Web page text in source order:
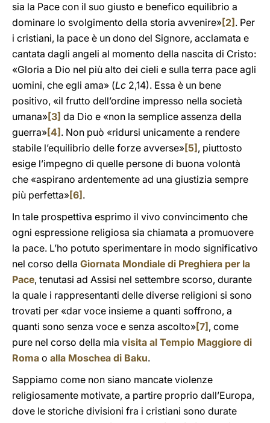
sia la Pace con il suo giusto e benefico equilibrio a
dominare lo svolgimento della storia avvenire»[2] . Per
i cristiani, la pace è un dono del Signore, acclamata e
cantata dagli angeli al momento della nascita di Cristo:
«Gloria a Dio nel più alto dei cieli e sulla terra pace agli
uomini, che egli ama» (Lc 2,14). Essa è un bene
positivo, «il frutto dell’ordine impresso nella società
umana»[3] da Dio e «non la semplice assenza della
guerra»[4] . Non può «ridursi unicamente a rendere
stabile l’equilibrio delle forze avverse»[5] , piuttosto
esige l’impegno di quelle persone di buona volontà
che «aspirano ardentemente ad una giustizia sempre
più perfetta»[6] .
In tale prospettiva esprimo il vivo convincimento che
ogni espressione religiosa sia chiamata a promuovere
la pace. L’ho potuto sperimentare in modo significativo
nel corso della Giornata Mondiale di Preghiera per la
Pace, tenutasi ad Assisi nel settembre scorso, durante
la quale i rappresentanti delle diverse religioni si sono
trovati per «dar voce insieme a quanti soffrono, a
quanti sono senza voce e senza ascolto»[7] , come
pure nel corso della mia visita al Tempio Maggiore di
Roma o alla Moschea di Baku.
Sappiamo come non siano mancate violenze
religiosamente motivate, a partire proprio dall’Europa,
dove le storiche divisioni fra i cristiani sono durate